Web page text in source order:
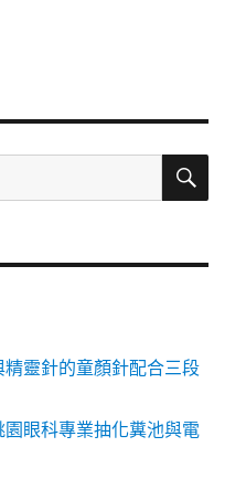
搜
靈針的童顏針配合三段
眼科專業抽化糞池與電